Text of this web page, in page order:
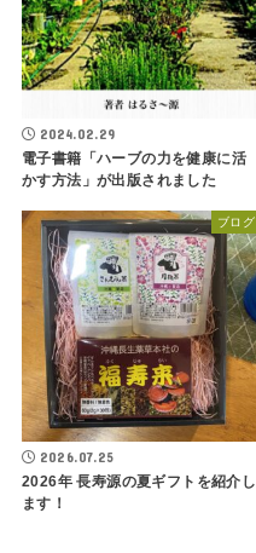
2024.02.29
電子書籍「ハーブの力を健康に活
かす方法」が出版されました
ブログ
2026.07.25
2026年 長寿源の夏ギフトを紹介し
ます！